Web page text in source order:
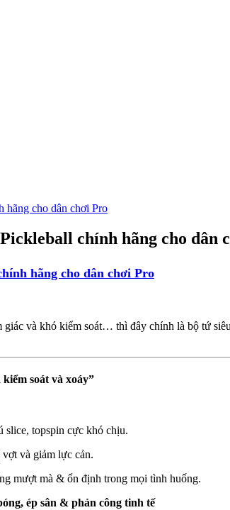
cho dân chơi Pro
chính hãng cho dân
hãng cho dân chơi Pro
và khó kiểm soát… thì đây chính là bộ tứ
soát và xoáy”
slice, topspin cực khó chịu.
và giảm lực cản.
mượt mà & ổn định trong mọi tình huống.
ép sân & phản công tinh tế